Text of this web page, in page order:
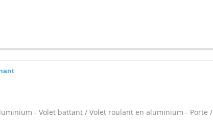
- Volet battant / Volet roulant en aluminium - Porte /